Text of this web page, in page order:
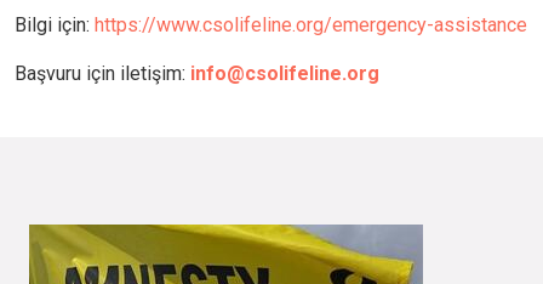
Bilgi için: https://www.csolifeline.org/emergency-assistance
Başvuru için iletişim: info@csolifeline.org